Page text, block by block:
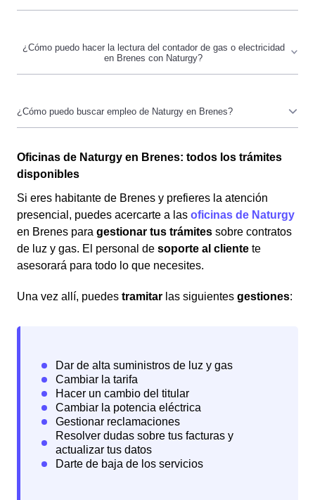
En Brenes, si no estás satisfecho con el servicio de
Naturgy, puedes poner una reclamación en su página
web o a través de su línea de atención al cliente.
según te convenga.
La lectura de tu contador de gas o electricidad en
números y envíalos a Naturgy mediante su página web,
aplicación móvil, o vía telefónica.
Para buscar empleo en Naturgy en Brenes, visita su
página oficial de oportunidades laborales en
con Nosotros. Allí encontrarás las vacantes disponibles
y podrás aplicar directamente en línea. Además, puedes
crear un perfil para recibir alertas de empleo según tus
intereses y ubicación.
Oficinas de Naturgy en Brenes: todos los trámites
disponibles
Si eres habitante de Brenes y prefieres la atención
presencial, puedes acercarte a las oficinas de Naturgy
en Brenes para gestionar tus trámites sobre contratos
de luz y gas. El personal de soporte al cliente te
asesorará para todo lo que necesites.
Una vez allí, puedes tramitar las siguientes gestiones: